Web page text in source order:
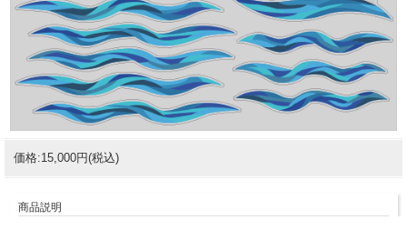
価格:15,000円(税込)
商品説明